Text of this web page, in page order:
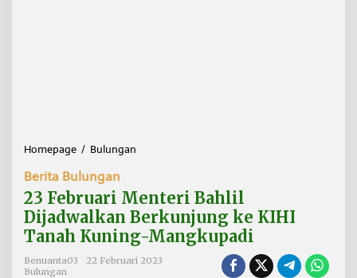
Homepage / Bulungan
e
b
r
u
a
r
Berita Bulungan
23 Februari Menteri Bahlil
Dijadwalkan Berkunjung ke KIHI
Tanah Kuning-Mangkupadi
Benuanta03
22 Februari 2023
Bulungan